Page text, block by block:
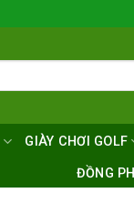
GIÀY CHƠI GOLF
ĐỒNG